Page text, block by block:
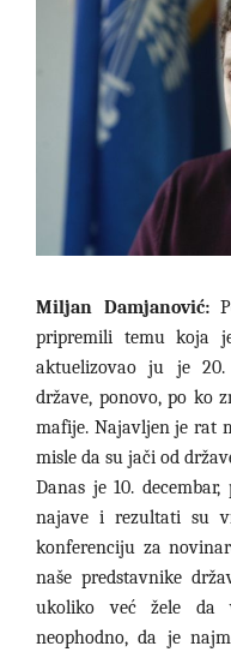
Miljan Damjanović:
pripremili temu koja
aktuelizovao ju je 20.
države, ponovo, po ko
mafije. Najavljen je rat
misle da su jači od
Danas je 10.
najave i rezultati su
konferenciju za
naše predstavnike
ukoliko već žele da
neophodno, da je